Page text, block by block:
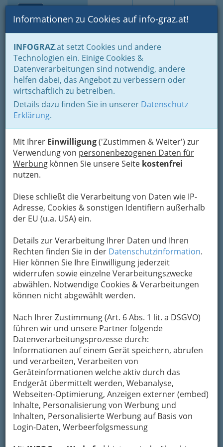
Suche Login Toggle
Informationen zu Cookies auf info-graz.at!
INFOGRAZ.at setzt Cookies und andere
Technologien ein. Einige Cookies &
Datenverarbeitungen sind notwendig, andere
helfen dabei, das Angebot zu verbessern oder
wirtschaftlich zu betreiben.
Details dazu finden Sie in unserer Datenschutz
Erklärung.
Mit Ihrer Einwilligung('Zustimmen & Weiter') zur
Verwendung von personenbezogenen Daten für
Werbung können Sie unsere Seite kostenfrei
nutzen.
Diese schließt die Verarbeitung von Daten wie IP-
Adresse, Cookies & sonstigen Identifiern außerhalb
der EU (u.a. USA) ein.
Details zur Verarbeitung Ihrer Daten und Ihren
Rechten finden Sie in der Datenschutzinformation.
Hier können Sie Ihre Einwilligung jederzeit
widerrufen sowie einzelne Verarbeitungszwecke
abwählen. Notwendige Cookies & Verarbeitungen
können nicht abgewählt werden.
Nach Ihrer Zustimmung (Art. 6 Abs. 1 lit. a DSGVO)
führen wir und unsere Partner folgende
Datenverarbeitungsprozesse durch:
Informationen auf einem Gerät speichern, abrufen
und verarbeiten, Verarbeiten von
Geräteinformationen welche aktiv durch das
Endgerät übermittelt werden, Webanalyse,
Webseiten-Optimierung, Anzeigen externer (embed)
Inhalte, Personalisierung von Werbung und
Inhalten, Personalisierte Werbung auf Basis von
Login-Daten, Werbeerfolgsmessung
Home Lifestyle
Freizeit & Sport in der Steiermark
Wohin am Wochenende
Spaß und Aktivitäten in
Wien 2023 Österreich
Wenn Sie eine
planen, werden Sie feststellen, dass es viele
lustige und ungewöhnliche Aktivitätenzu
erleben gibt, während Sie dort sind.
Sie können ein Museum erkunden, einen
Spaziergang durch die Stadt machen, die ein
Zentrum der Kunst ist, oder einen Themenpark
besuchen. Und natürlich können Sie auch die
Wien ist eine wunderschöne Stadt, die für ihre
reiche Geschichte, Kultur und ihr Nachtleben
bekannt ist. Es gibt viele Aktivitäten, die man in
Wien bei Nacht genießen kann, hier sind ein
paar Beispiele:
Konzerte klassischer Musik: Wien ist bekannt
für seine klassische Musiktradition, und es gibt
zahlreiche Konzerthäuser in der Stadt,
darunter denMusikverein und das
Konzerthaus, wo Sie Aufführungen von